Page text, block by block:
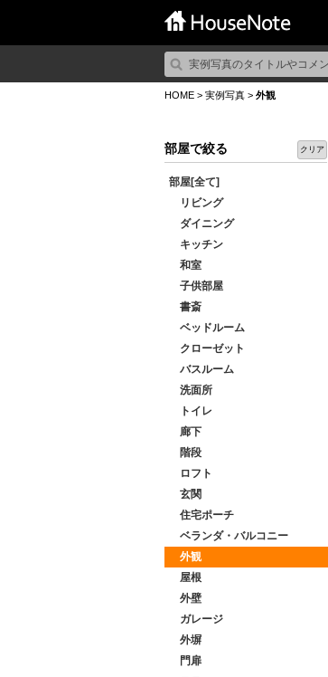
HOME > 実例写真 > 外観
部屋で絞る クリア
部屋[全て]
リビング
ダイニング
キッチン
和室
子供部屋
書斎
ベッドルーム
クローゼット
バスルーム
洗面所
トイレ
廊下
階段
ロフト
玄関
住宅ポーチ
ベランダ・バルコニー
外観
屋根
外壁
ガレージ
外塀
門扉